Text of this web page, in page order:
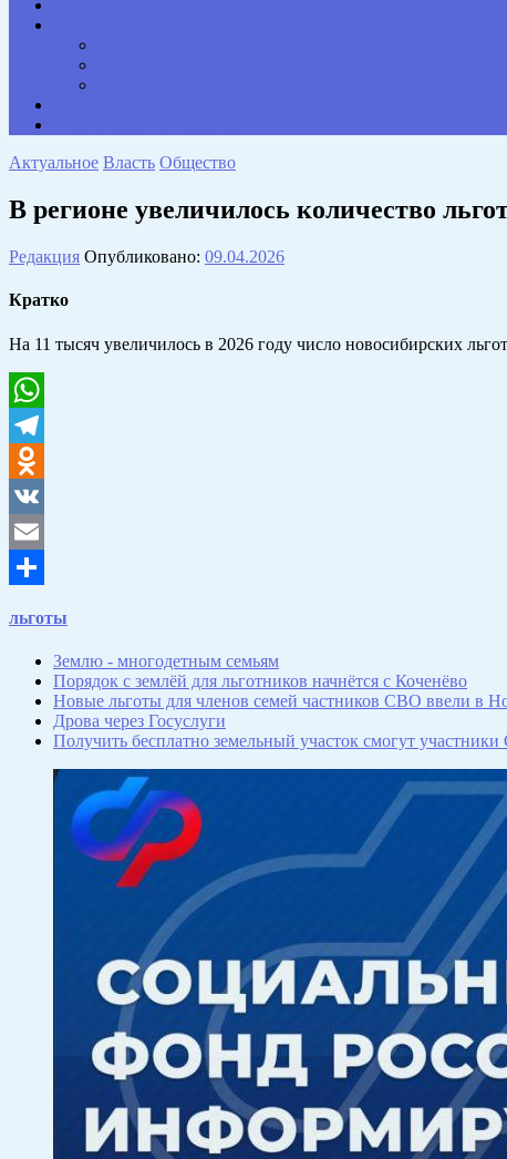
Актуальное Власть Общество
В регионе увеличилось количество
Редакция Опубликовано: 09.04.2026
Кратко
На 11 тысяч увеличилось в 2026 году число новосибирских
WhatsApp
Telegram
Odnoklassniki
VK
Email
льготы
Землю - многодетным семьям
Порядок с землёй для льготников начнётся с Коченёво
Новые льготы для членов семей частников СВО ввели в
Дрова через Госуслуги
Получить бесплатно земельный участок смогут